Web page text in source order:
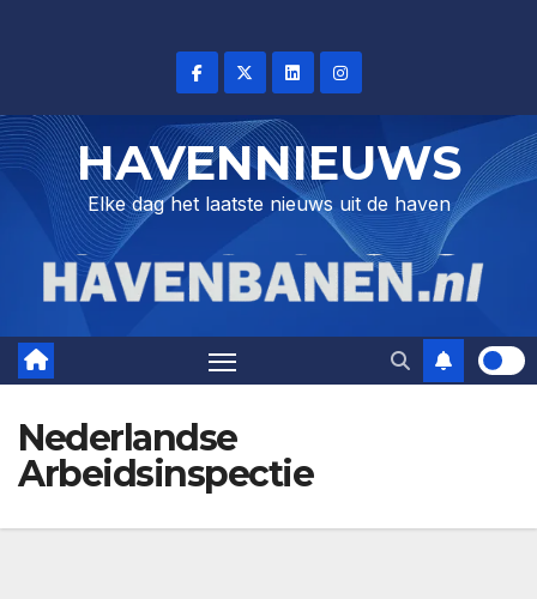
HAVENNIEUWS
Elke dag het laatste nieuws uit de haven
Nederlandse
Arbeidsinspectie